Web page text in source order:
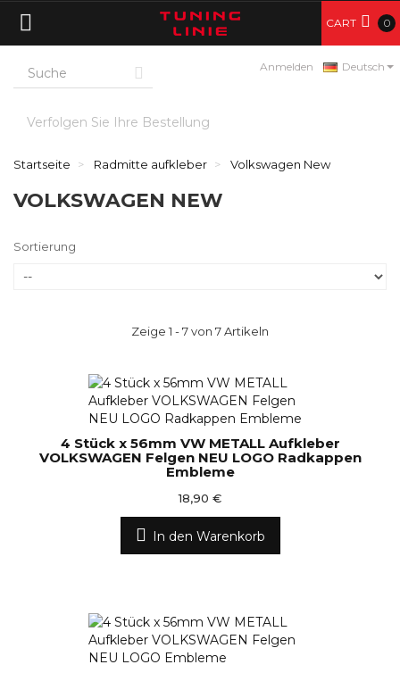
Anmelden Deutsch
CART 0
Verfolgen Sie Ihre Bestellung
Startseite Radmitte aufkleber Volkswagen New
VOLKSWAGEN NEW
Sortierung
Zeige 1 - 7 von 7 Artikeln
4 Stück x 56mm VW METALL Aufkleber
VOLKSWAGEN Felgen NEU LOGO Radkappen
Embleme
18,90 €
In den Warenkorb